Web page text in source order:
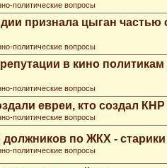
политические вопросы
признала цыган частью
политические вопросы
в кино политикам
политические вопросы
евреи, кто создал
политические вопросы
по ЖКХ - старики
политические вопросы